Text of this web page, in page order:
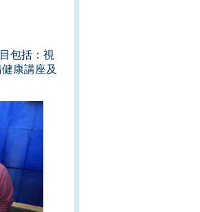
包括：視
康講座及